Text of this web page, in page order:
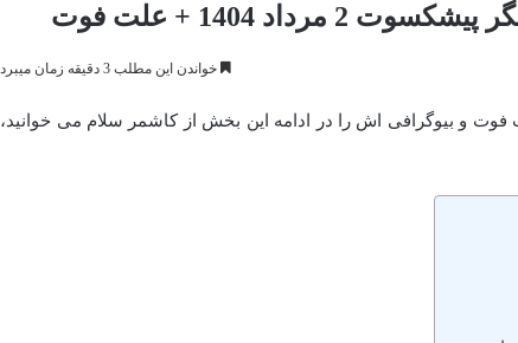
1404 + علت فوت
خواندن این مطلب 3 دقیقه زمان میبرد
دیباجی 2 مرداد 1404 به همراه علت فوت و بیوگرافی اش را در ادامه این بخش از کاشمر سلام می خوانید،